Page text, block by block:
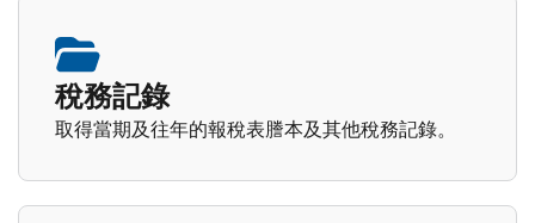
稅務記錄
取得當期及往年的報稅表謄本及其他稅務記錄。